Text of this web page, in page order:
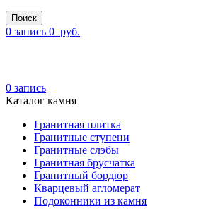
Поиск
0 запись 0 руб.
0 запись
Каталог камня
Гранитная плитка
Гранитные ступени
Гранитные слэбы
Гранитная брусчатка
Гранитный бордюр
Кварцевый агломерат
Подоконники из камня